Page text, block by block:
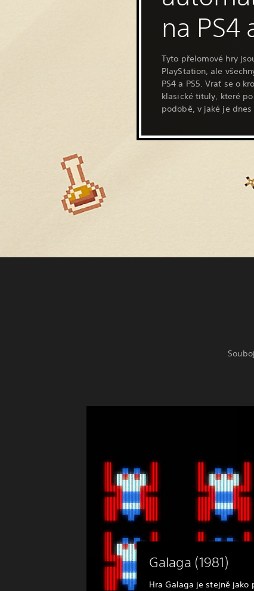
na PS4
Tyto přelomové hry
PlayStation, ale
PS4 a PS5. Vrať se o
klasické tituly, které
podobě, v jaké je dnes
Galaga (1981)
Hra Galaga je stejně jako